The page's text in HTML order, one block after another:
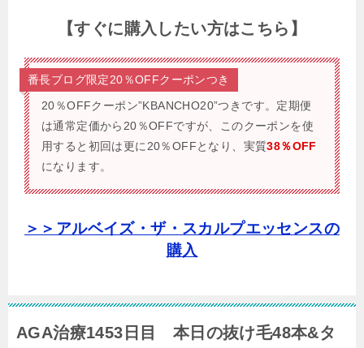
【すぐに購入したい方はこちら】
番長ブログ限定20％OFFクーポンつき
20％OFFクーポン”KBANCHO20”つきです。 定期便
は通常定価から20％OFFですが、このクーポンを使
用すると初回は更に20％OFFとなり、実質38％OFF
になります。
＞＞アルベイズ・ザ・スカルプエッセンスの
購入
AGA治療1453日目 本日の抜け毛48本&タ